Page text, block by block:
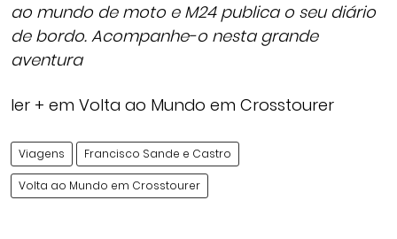
ao mundo de moto e M24 publica o seu diário
de bordo. Acompanhe-o nesta grande
aventura
ler + em Volta ao Mundo em Crosstourer
Viagens Francisco Sande e Castro
Volta ao Mundo em Crosstourer